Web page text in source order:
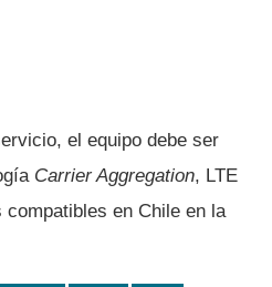
el equipo debe ser
Carrier Aggregation, LTE
en Chile en la